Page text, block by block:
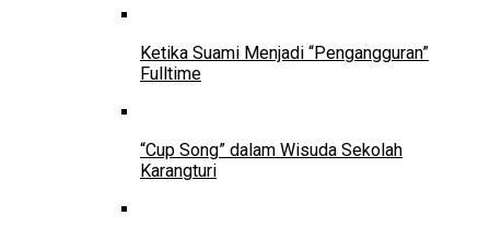
Ketika Suami Menjadi “Pengangguran”
Fulltime
“Cup Song” dalam Wisuda Sekolah
Karangturi